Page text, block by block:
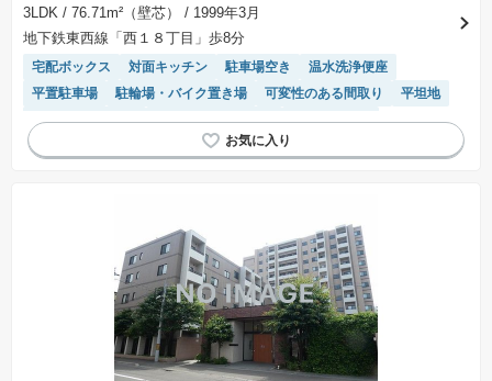
3LDK / 76.71m²（壁芯）
/ 1999年3月
地下鉄東西線「西１８丁目」歩8分
宅配ボックス 対面キッチン 駐車場空き
温水洗浄便座
平置駐車場
駐輪場・バイク置き場 可変性のある間取り
平坦地
システムキッチン
リフォーム済み物件
エレベーター
モニター付きインターホン
陽当り良好